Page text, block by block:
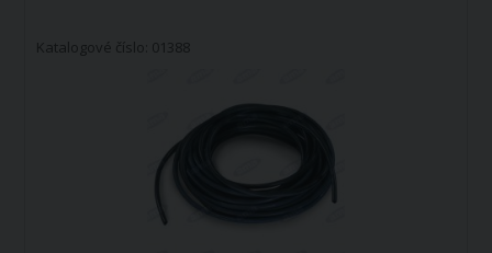
Katalogové číslo: 01388